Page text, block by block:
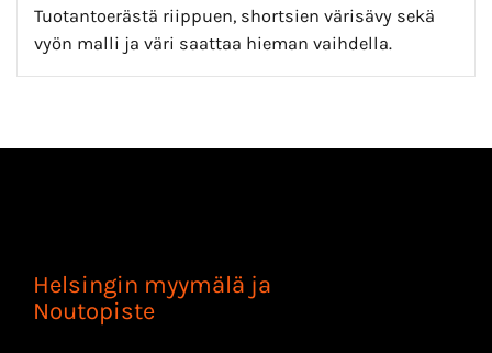
Tuotantoerästä riippuen, shortsien värisävy sekä
vyön malli ja väri saattaa hieman vaihdella.
Helsingin myymälä ja
Noutopiste